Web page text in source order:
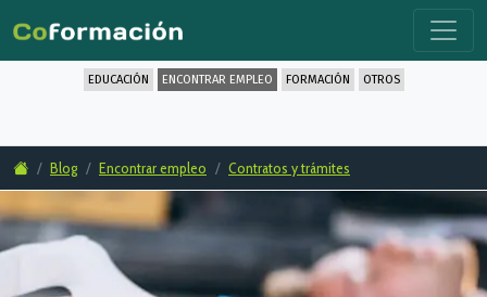
EDUCACIÓN ENCONTRAR EMPLEO FORMACIÓN OTROS
Blog Encontrar empleo Contratos y trámites